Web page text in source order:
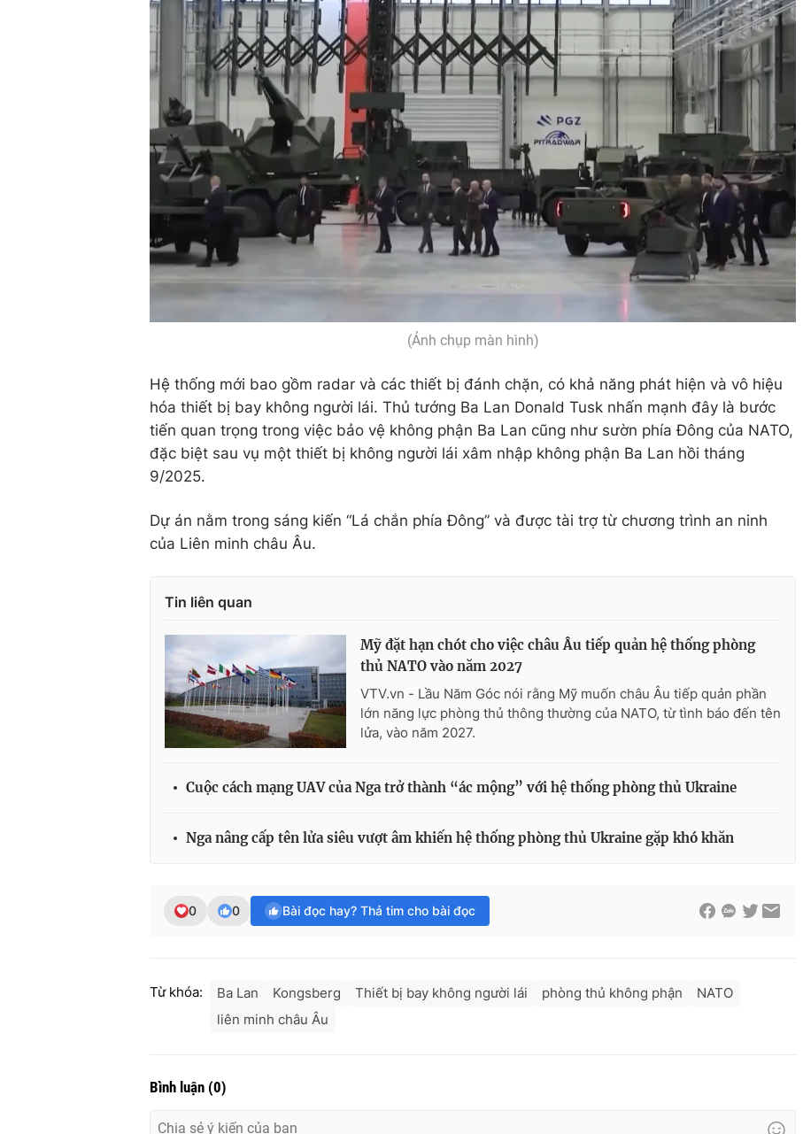
(Ảnh chụp màn hình)
Hệ thống mới bao gồm radar và các thiết bị đánh chặn, có khả năng phát hiện và vô hiệu
hóa thiết bị bay không người lái. Thủ tướng Ba Lan Donald Tusk nhấn mạnh đây là bước
tiến quan trọng trong việc bảo vệ không phận Ba Lan cũng như sườn phía Đông của NATO,
đặc biệt sau vụ một thiết bị không người lái xâm nhập không phận Ba Lan hồi tháng
9/2025.
Dự án nằm trong sáng kiến “Lá chắn phía Đông” và được tài trợ từ chương trình an ninh
của Liên minh châu Âu.
Tin liên quan
Mỹ đặt hạn chót cho việc châu Âu tiếp quản hệ thống phòng
thủ NATO vào năm 2027
VTV.vn - Lầu Năm Góc nói rằng Mỹ muốn châu Âu tiếp quản phần
lớn năng lực phòng thủ thông thường của NATO, từ tình báo đến tên
lửa, vào năm 2027.
Cuộc cách mạng UAV của Nga trở thành “ác mộng” với hệ thống phòng thủ Ukraine
Nga nâng cấp tên lửa siêu vượt âm khiến hệ thống phòng thủ Ukraine gặp khó khăn
0 0 Bài đọc hay? Thả tim cho bài đọc
Từ khóa: Ba Lan Kongsberg Thiết bị bay không người lái phòng thủ không phận
NATO
liên minh châu Âu
Bình luận (0)